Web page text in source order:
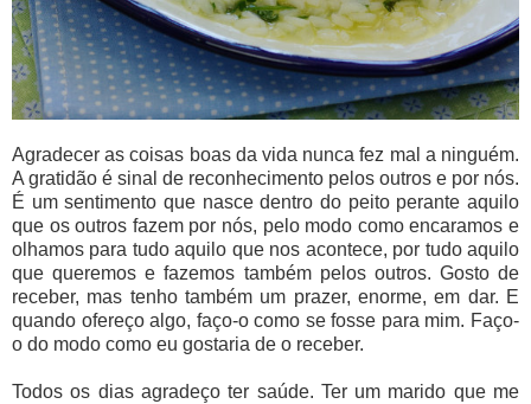
Agradecer as coisas boas da vida nunca fez mal a ninguém.
A gratidão é sinal de reconhecimento pelos outros e por nós.
É um sentimento que nasce dentro do peito perante aquilo
que os outros fazem por nós, pelo modo como encaramos e
olhamos para tudo aquilo que nos acontece, por tudo aquilo
que queremos e fazemos também pelos outros. Gosto de
receber, mas tenho também um prazer, enorme, em dar. E
quando ofereço algo, faço-o como se fosse para mim. Faço-
o do modo como eu gostaria de o receber.
Todos os dias agradeço ter saúde. Ter um marido que me